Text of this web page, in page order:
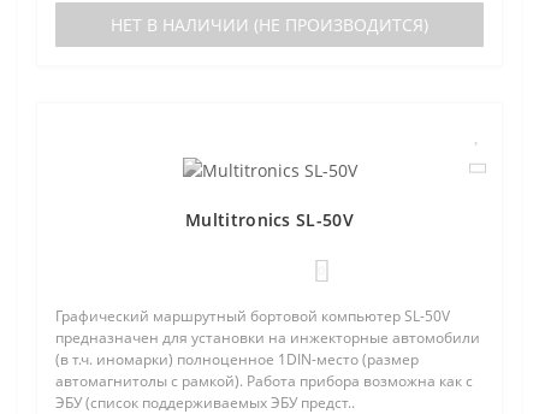
НЕТ В НАЛИЧИИ (НЕ ПРОИЗВОДИТСЯ)
Multitronics SL-50V
Графический маршрутный бортовой компьютер SL-50V
предназначен для установки на инжекторные автомобили
(в т.ч. иномарки) полноценное 1DIN-место (размер
автомагнитолы с рамкой). Работа прибора возможна как с
ЭБУ (список поддерживаемых ЭБУ предст..